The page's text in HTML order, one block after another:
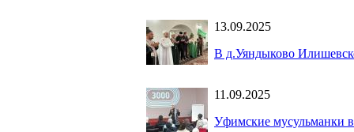
13.09.2025
В д.Уяндыково
11.09.2025
Уфимские мусульманки